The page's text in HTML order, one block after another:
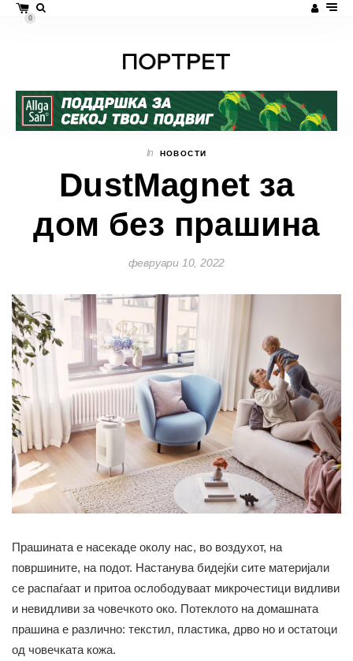
0
In НОВОСТИ
DustMagnet за
дом без прашина
февруари 10, 2022
Прашината е насекаде околу нас, во воздухот, на
површините, на подот. Настанува бидејќи сите материјали
се распаѓаат и притоа ослободуваат микрочестици видливи
и невидливи за човечкото око. Потеклото на домашната
прашина е различно: текстил, пластика, дрво но и остатоци
од човечката кожа.